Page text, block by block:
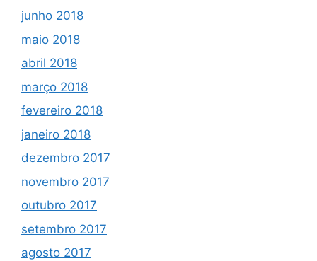
junho 2018
maio 2018
abril 2018
março 2018
fevereiro 2018
janeiro 2018
dezembro 2017
novembro 2017
outubro 2017
setembro 2017
agosto 2017